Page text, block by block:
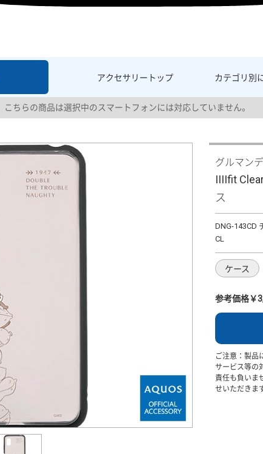
アクセサリー トップ カテゴリ別
こちらの商品は選択中のスマートフォンには対応していません。
グルマン
IIIIfit
ス
DNG-143CD
CL
ケース
参考価格￥
ご注意：製品
サービス等の
責任も負いま
せいただきま